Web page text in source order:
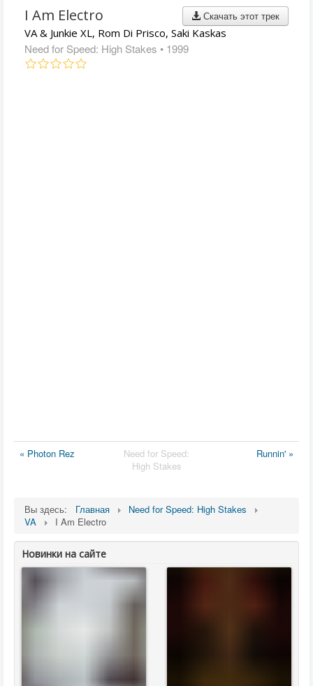
Скачать этот трек
I Am Electro
VA & Junkie XL, Rom Di Prisco, Saki Kaskas
Need for Speed: High Stakes • 1999
« Photon Rez
Need for Speed:
High Stakes
Runnin' »
Вы здесь: Главная
Need for Speed: High Stakes
VA
I Am Electro
Новинки на сайте